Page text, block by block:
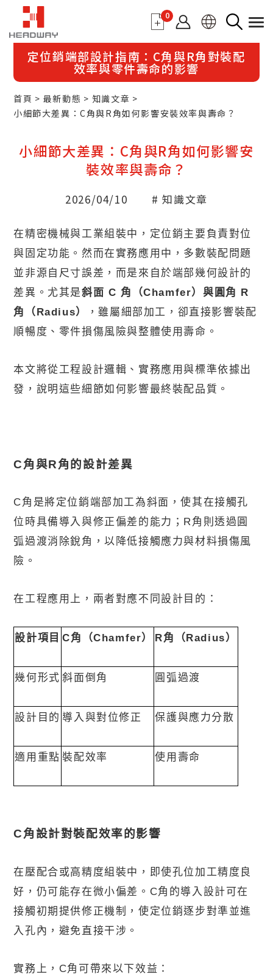
0
定位銷端部設計指南：C角與R角對裝配
效率與零件壽命的影響
首頁 最新動態
知識文章
小細節大差異：C角與R角如何影響安裝效率與壽命？
小細節大差異：C角與R角如何影響安
裝效率與壽命？
2026/04/10 # 知識文章
在精密機械與工業組裝中，定位銷主要負責對位
與固定功能。然而在實務應用中，多數裝配問題
並非源自尺寸誤差，而是來自於端部幾何設計的
差異。尤其是斜面 C 角（Chamfer）與圓角 R
角（Radius）
，雖屬細部加工，卻直接影響裝配
順暢度、零件損傷風險與整體使用壽命。
本文將從工程設計邏輯、實務應用與標準依據出
發，說明這些細節如何影響最終裝配品質。
C角與R角的設計差異
C角是將定位銷端部加工為斜面，使其在接觸孔
位時具備導入與修正偏差的能力； R角則透過圓
弧過渡消除銳角，以降低接觸應力與材料損傷風
險。
在工程應用上，兩者對應不同設計目的：
設計項目 C角（Chamfer） R角（Radius）
幾何形式 斜面倒角 圓弧過渡
設計目的 導入與對位修正 保護與應力分散
適用重點 裝配效率 使用壽命
C角設計對裝配效率的影響
在壓配合或高精度組裝中，即使孔位加工精度良
好，仍可能存在微小偏差。 C角的導入設計可在
接觸初期提供修正機制，使定位銷逐步對準並進
入孔內，避免直接干涉。
實務上， C角可帶來以下效益：